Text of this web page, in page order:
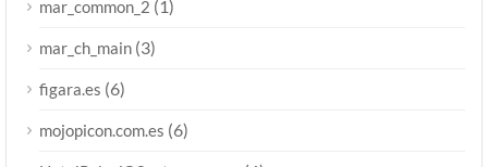
mar_common_2 (1)
mar_ch_main (3)
figara.es (6)
mojopicon.com.es (6)